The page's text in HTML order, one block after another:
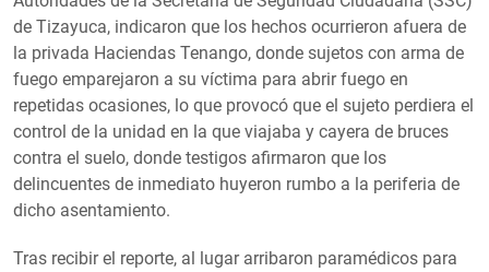
de Tizayuca, indicaron que los hechos ocurrieron afuera de
la privada Haciendas Tenango, donde sujetos con arma de
fuego emparejaron a su víctima para abrir fuego en
repetidas ocasiones, lo que provocó que el sujeto perdiera el
control de la unidad en la que viajaba y cayera de bruces
contra el suelo, donde testigos afirmaron que los
delincuentes de inmediato huyeron rumbo a la periferia de
dicho asentamiento.
Tras recibir el reporte, al lugar arribaron paramédicos para